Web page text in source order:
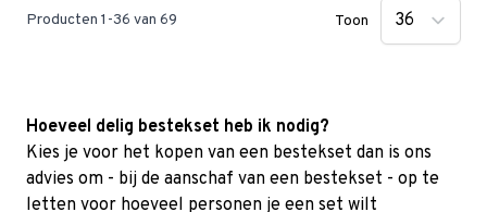
Producten 1 -36 van 69 Toon
Hoeveel delig bestekset heb ik nodig?
Kies je voor het kopen van een bestekset dan is ons
advies om - bij de aanschaf van een bestekset - op te
letten voor hoeveel personen je een set wilt